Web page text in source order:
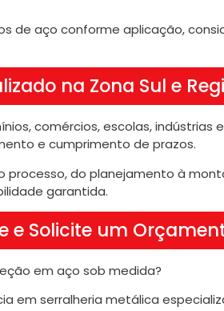
de aço conforme aplicação,
na Zona Sul e
comércios, escolas, indústrias
e cumprimento de prazos.
processo, do planejamento à
garantida.
e Solicite um
em aço sob medida?
em serralheria metálica